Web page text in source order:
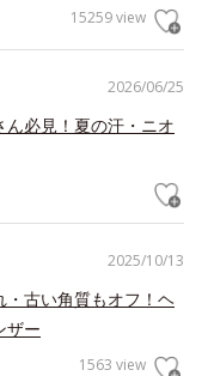
15259 view
2026/06/25
ん必見！夏の汗・ニオ
2025/10/13
・古い角質もオフ！ヘ
ザー
1563 view